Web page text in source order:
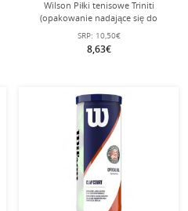
Wilson Piłki tenisowe Triniti
(opakowanie nadające się do
recyklingu) puszka 4 szt.
SRP: 10,50€
8,63€